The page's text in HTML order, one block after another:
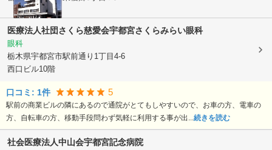
医療法人社団さくら慈愛会宇都宮さくらみらい眼科
眼科
栃木県宇都宮市駅前通り1丁目4-6
西口ビル10階
口コミ: 1件 5
駅前の商業ビルの隣にあるので通院がとてもしやすいので、お車の方、電車の
方、自転車の方、移動手段問わず気軽に利用する事が出...続きを読む
社会医療法人中山会宇都宮記念病院